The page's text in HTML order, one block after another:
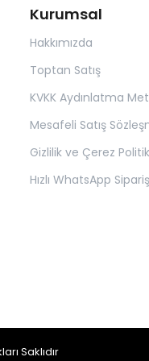
Kurumsal
Hakkımızda
Toptan Satış
KVKK Aydınlatma
Mesafeli Satış
Gizlilik ve Çerez
Hızlı WhatsApp
Saklıdır